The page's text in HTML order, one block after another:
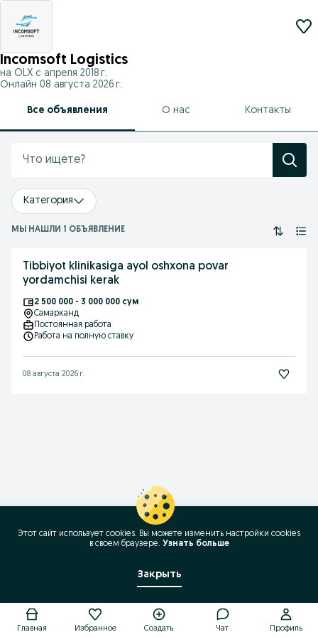
Incomsoft Logistics
на OLX с апреля 2018 г.
Онлайн 08 августа 2026 г.
Все объявления О нас Контакты
Категория
МЫ НАШЛИ 1 ОБЪЯВЛЕНИЕ
Tibbiyot klinikasiga ayol oshxona povar
yordamchisi kerak
2 500 000 - 3 000 000 сум
Самарканд
Постоянная работа
Работа на полную ставку
08 августа 2026 г.
Позвонить / SMS
Главная Избранное Создать Чат Профиль
Этот сайт использует cookies. Вы можете изменить настройки cookies
в своeм браузере. Узнать больше
Закрыть